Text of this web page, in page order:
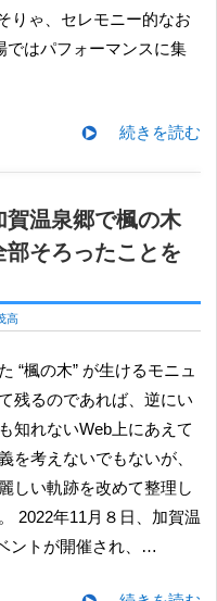
りゃ、セレモニー的なお
ではパフォーマンスに集
続きを読む
賀温泉郷で楓の木
そろったことを
高
残るのであれば、逆にい
知れないWeb上にあえて
を考えないでもないが、
しい軌跡を改めて整理し
2022年11月８日、加賀温
ントが開催され、…